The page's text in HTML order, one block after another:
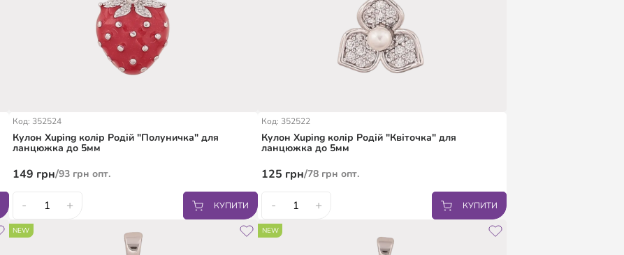
Код: 352524
Кулон Xuping колір Родій "Полуничка" для
ланцюжка до 5мм
149 грн/93грн опт.
- + КУПИТИ
Код: 352522
Кулон Xuping колір Родій "Квіточка" для
ланцюжка до 5мм
125 грн/78 грн опт.
- + КУПИТИ
NEW NEW